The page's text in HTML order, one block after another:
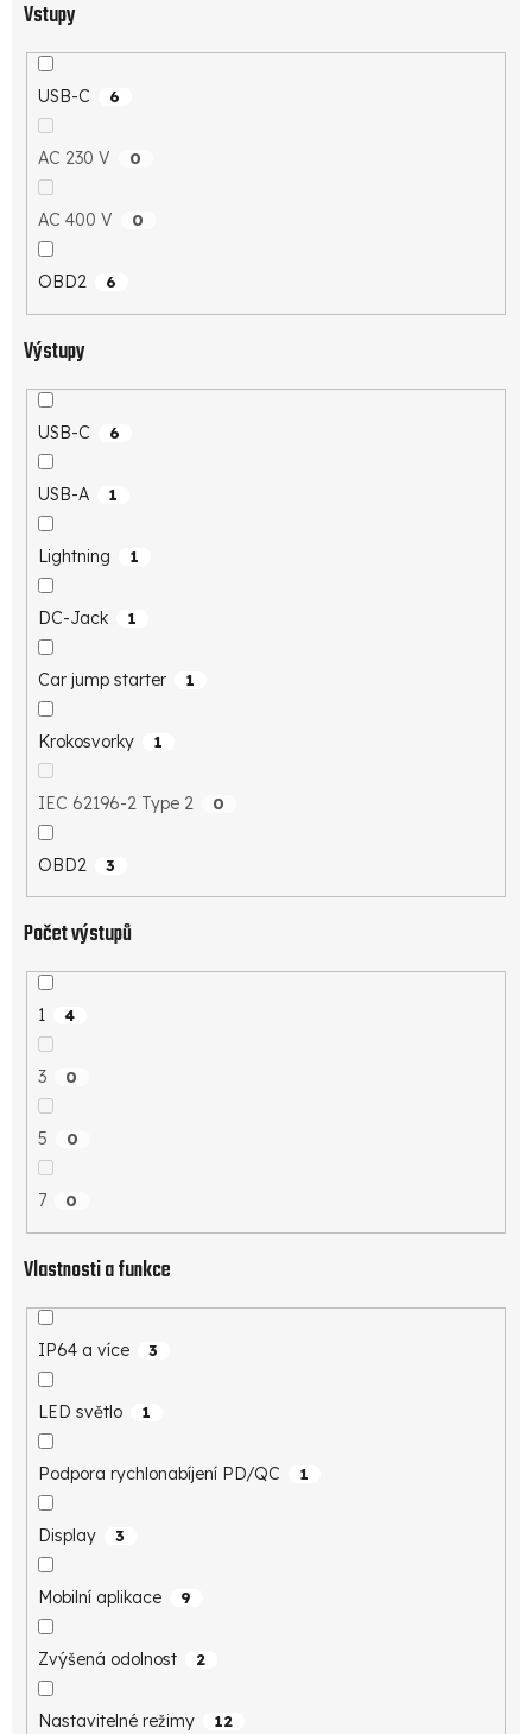
Vstupy
USB-C 6
AC 230 V 0
AC 400 V 0
OBD2 6
Výstupy
USB-C 6
USB-A 1
Lightning 1
DC-Jack 1
Car jump starter 1
Krokosvorky 1
IEC 62196-2 Type 2 0
OBD2 3
Počet výstupů
1 4
3 0
5 0
7 0
Vlastnosti a funkce
IP64 a více 3
LED světlo 1
Podpora rychlonabíjení PD/QC 1
Display 3
Mobilní aplikace 9
Zvýšená odolnost 2
Nastavitelné režimy 12